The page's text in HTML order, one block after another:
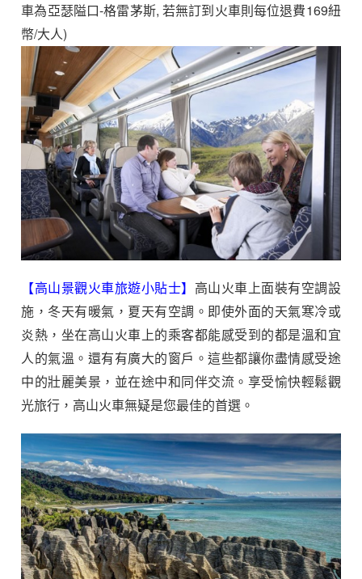
車為亞瑟隘口-格雷茅斯, 若無訂到火車則每位退費169紐
幣/大人)
【高山景觀火車旅遊小貼士】
高山火車上面裝有空調設
施，冬天有暖氣，夏天有空調。即使外面的天氣寒冷或
炎熱，坐在高山火車上的乘客都能感受到的都是溫和宜
人的氣溫。還有有廣大的窗戶。這些都讓你盡情感受途
中的壯麗美景，並在途中和同伴交流。享受愉快輕鬆觀
光旅行，高山火車無疑是您最佳的首選。